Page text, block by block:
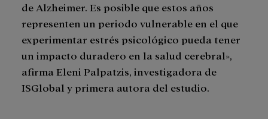
de Alzheimer. Es posible que estos años
representen un periodo vulnerable en el que
experimentar estrés psicológico pueda tener
un impacto duradero en la salud cerebral»,
afirma Eleni Palpatzis, investigadora de
ISGlobal y primera autora del estudio.